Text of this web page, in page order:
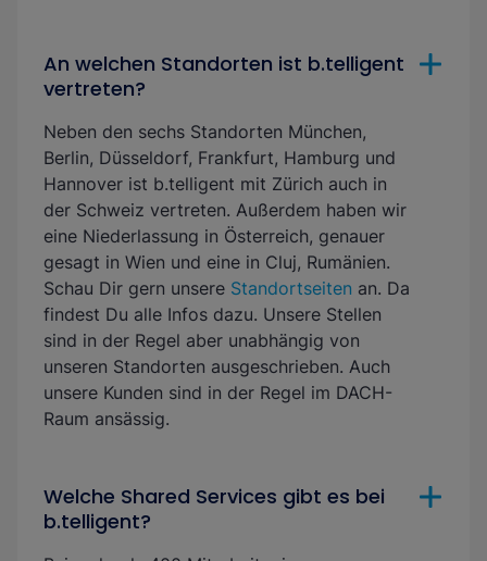
An welchen Standorten ist b.telligent
vertreten?
Neben den sechs Standorten München,
Berlin, Düsseldorf, Frankfurt, Hamburg und
Hannover ist b.telligent mit Zürich auch in
der Schweiz vertreten. Außerdem haben wir
eine Niederlassung in Österreich, genauer
gesagt in Wien und eine in Cluj, Rumänien.
Schau Dir gern unsere Standortseiten an. Da
findest Du alle Infos dazu. Unsere Stellen
sind in der Regel aber unabhängig von
unseren Standorten ausgeschrieben. Auch
unsere Kunden sind in der Regel im DACH-
Raum ansässig.
Welche Shared Services gibt es bei
b.telligent?